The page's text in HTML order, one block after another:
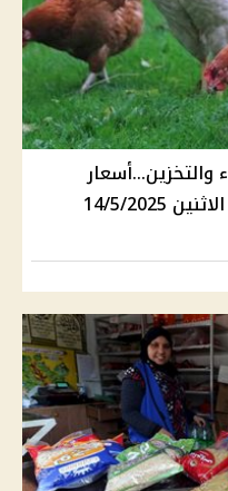
الدواجن والبيض والبانية اليوم الاثنين 14/5/2025